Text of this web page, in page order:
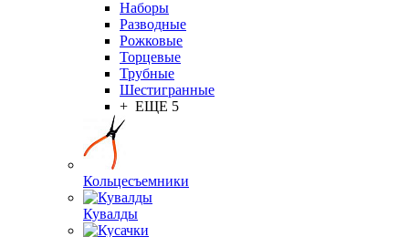
Наборы
Разводные
Рожковые
Торцевые
Трубные
Шестигранные
+ ЕЩЕ 5
Кольцесъемники
Кувалды